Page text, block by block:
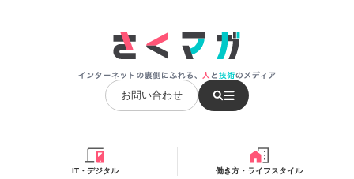
お問い合わせ
IT・デジタル 働き方・ライフスタイル